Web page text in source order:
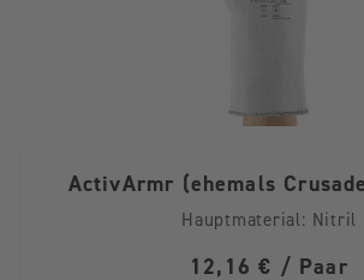
ActivArmr (ehemals
Hauptmaterial: Nitril
12,16 € / Paar